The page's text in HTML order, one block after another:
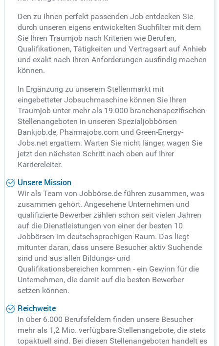
Den zu Ihnen perfekt passenden Job entdecken Sie
durch unseren eigens entwickelten Suchfilter mit dem
Sie Ihren Traumjob nach Kriterien wie Berufen,
Qualifikationen, Tätigkeiten und Vertragsart auf Anhieb
und exakt nach Ihren Anforderungen ausfindig machen
können.
In Ergänzung zu unserem Stellenmarkt mit
eingebetteter Jobsuchmaschine können Sie Ihren
Traumjob unter mehr als 19.000 branchenspezifischen
Stellenangeboten in unseren Spezialjobbörsen
Bankjob.de, Pharmajobs.com und Green-Energy-
Jobs.net ergattern. Warten Sie nicht länger, wagen Sie
jetzt den nächsten Schritt nach oben auf Ihrer
Karriereleiter.
Unsere Mission
Wir als Team von Jobbörse.de führen zusammen, was
zusammen gehört. Angesehene Unternehmen und
qualifizierte Bewerber zählen schon seit vielen Jahren
auf die Dienstleistungen von einer der besten 10
Jobbörsen im deutschsprachigen Raum. Das liegt
mitunter daran, dass unsere Besucher aktiv Suchende
sind und aus allen Bildungs- und
Qualifikationsbereichen kommen - ein Gewinn für die
Unternehmen, die damit auf die besten Bewerber
setzen können.
Reichweite
In über 6.000 Berufsfeldern finden unsere Besucher
mehr als 1,2 Mio. verfügbare Stellenangebote, die stets
topaktuell sind. Bei diesen Stellenangeboten handelt es